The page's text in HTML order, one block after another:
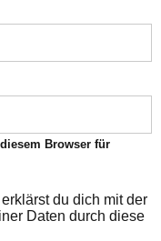
Browser für
du dich mit der
Daten durch diese